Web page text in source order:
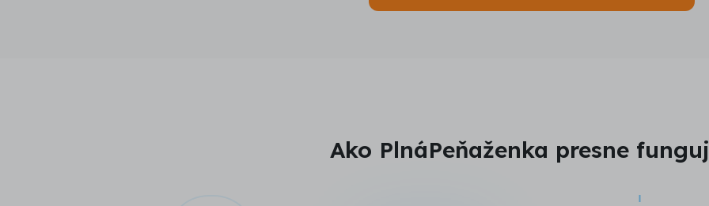
Ako PlnáPeňaženka presne